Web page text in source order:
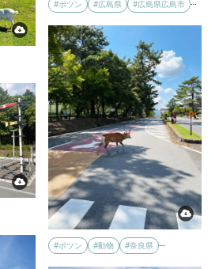
#ポツン #広島県 #広島県広島市
#ポツン #動物 #奈良県